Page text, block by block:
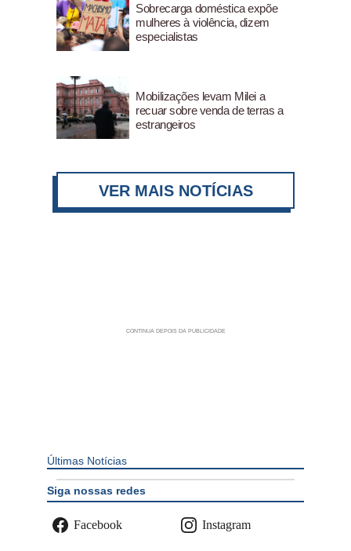
Sobrecarga doméstica expõe
mulheres à violência, dizem
especialistas
Mobilizações levam Milei a
recuar sobre venda de terras a
estrangeiros
VER MAIS NOTÍCIAS
Últimas Notícias
Siga nossas redes
Facebook Instagram